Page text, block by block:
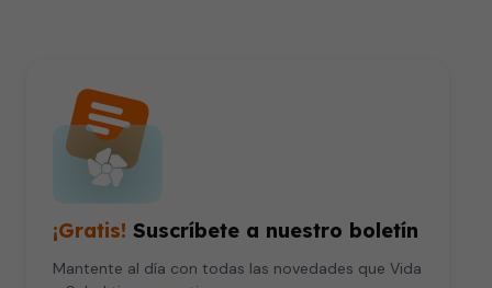
¡Gratis! Suscríbete a nuestro boletín
Mantente al día con todas las novedades que Vida